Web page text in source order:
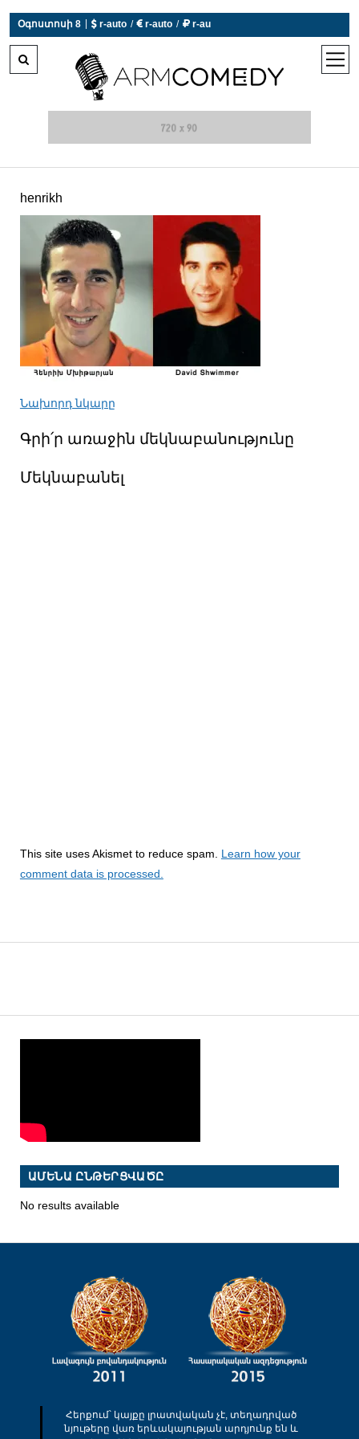
Օգոստոսի 8  r-auto /  r-auto /  r-au
open
henrikh
Նախորդ նկարը
Գրի՛ր առաջին մեկնաբանությունը
Մեկնաբանել
This site uses Akismet to reduce spam. Learn how your
comment data is processed.
ԱՄԵՆԱ ԸՆԹԵՐՑՎԱԾԸ
No results available
Հերքում՝ կայքը լրատվական չէ, տեղադրված
նյութերը վառ երևակայության արդյունք են և